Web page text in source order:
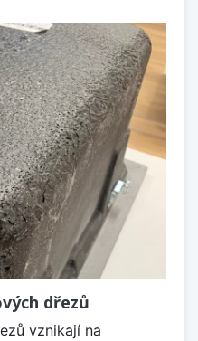
dřezů
vznikají na